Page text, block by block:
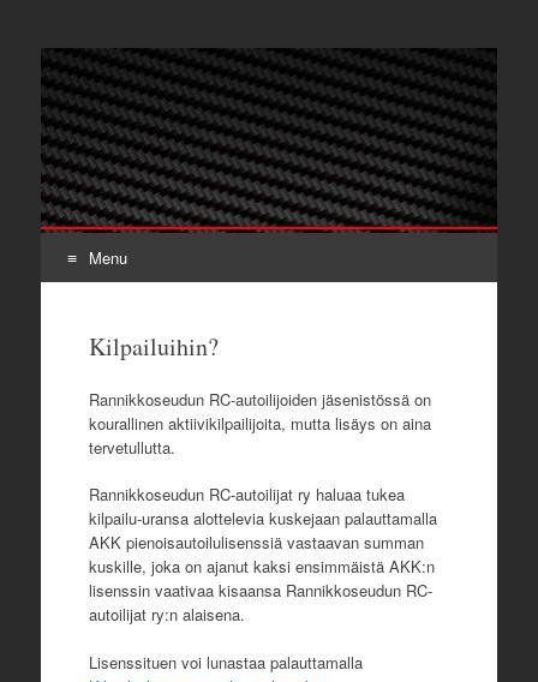
Rannikkoseudun RC-
autoilijat ry
RC-autoilua tukeva yhdistys rannikkoseudulla.
Menu
contentKilpailuihin?
Rannikkoseudun RC-autoilijoiden jäsenistössä on
kourallinen aktiivikilpailijoita, mutta lisäys on aina
tervetullutta.
Rannikkoseudun RC-autoilijat ry haluaa tukea
kilpailu-uransa alottelevia kuskejaan palauttamalla
AKK pienoisautoilulisenssiä vastaavan summan
kuskille, joka on ajanut kaksi ensimmäistä AKK:n
lisenssin vaativaa kisaansa Rannikkoseudun RC-
autoilijat ry:n alaisena.
Lisenssituen voi lunastaa palauttamalla